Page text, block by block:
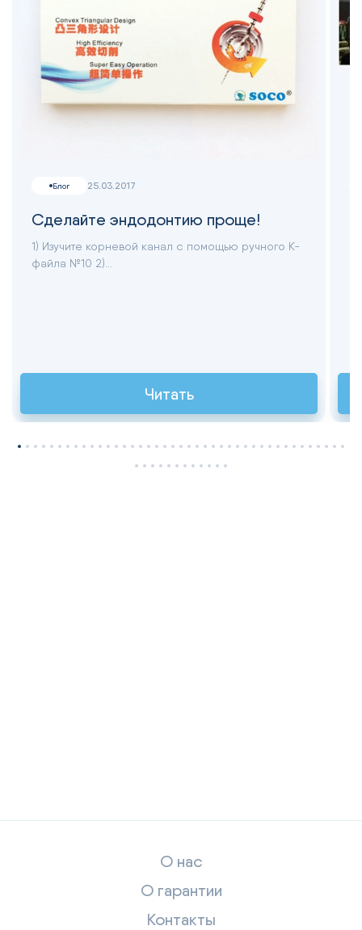
Блог 25.03.2017
Сделайте эндодонтию проще!
1) Изучите корневой канал с помощью ручного К-
файла №10 2)...
Читать
О нас
О гарантии
Контакты